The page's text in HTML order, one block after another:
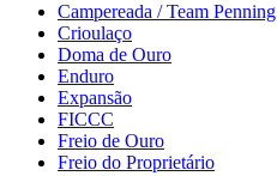
Campereada / Team Penning
Crioulaço
Doma de Ouro
Enduro
Expansão
FICCC
Freio de Ouro
Freio do Proprietário